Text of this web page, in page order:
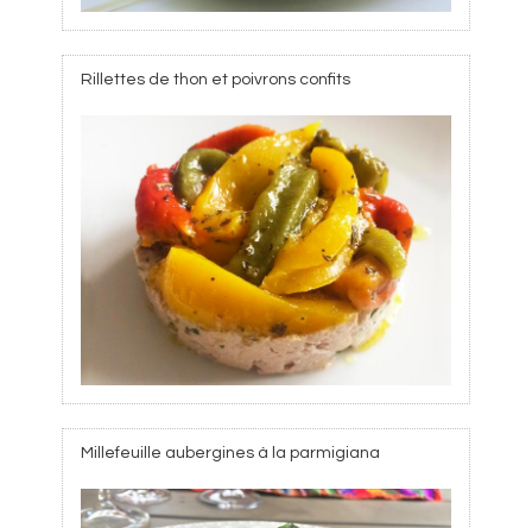
Rillettes de thon et poivrons confits
Millefeuille aubergines à la parmigiana